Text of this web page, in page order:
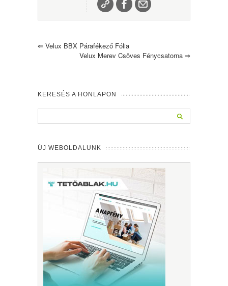
⇐ Velux BBX Párafékező Fólia
Velux Merev Csöves Fénycsatorna ⇒
KERESÉS A HONLAPON
ÚJ WEBOLDALUNK